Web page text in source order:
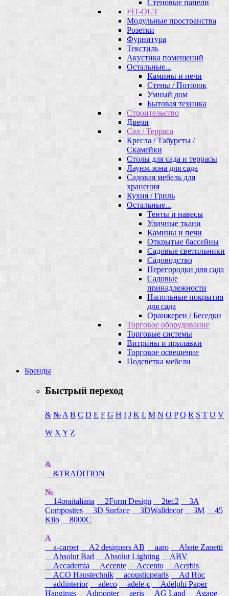
Стеновые панели
FIT-OUT
Модульные пространства
Розетки
Фурнитура
Текстиль
Акустика помещений
Остальные...
Камины и печи
Стены / Потолок
Умный дом
Бытовая техника
Строительство
Двери
Сад / Терраса
Кресла / Табуреты /
Скамейки
Столы для сада и террасы
Лаунж зона для сада
Садовая мебель для
хранения
Кухня / Гриль
Остальные...
Тенты и навесы
Уличные ткани
Камины и печи
Открытые бассейны
Садовые светильники
Садоводство
Перегородки для сада
Садовые
принадлежности
Напольные покрытия
для сада
Оранжереи / Беседки
Торговое оборудование
Торговые системы
Витрины и прилавки
Торговое освещение
Подсветка мебели
Бренды
Быстрый переход
& № A B C D E F G H I J K L M N O P Q R S T U V
W X Y Z
&
&TRADITION
№
14oraitaliana
2Form Design 2tec2
3A
Composites
3D Surface 3DWalldecor 3M
45
Kilo
8000C
A
a-carpet
A2 designers AB aaro
Abate Zanetti
Absolut Bad
Absolut Lighting
ABV
Accademia
Accente Accento
Acerbis
ACO Haustechnik
acousticpearls
Ad Hoc
addinterior
adeco adele-c
Adelphi Paper
Hangings Admonter aeris AG Land Agape